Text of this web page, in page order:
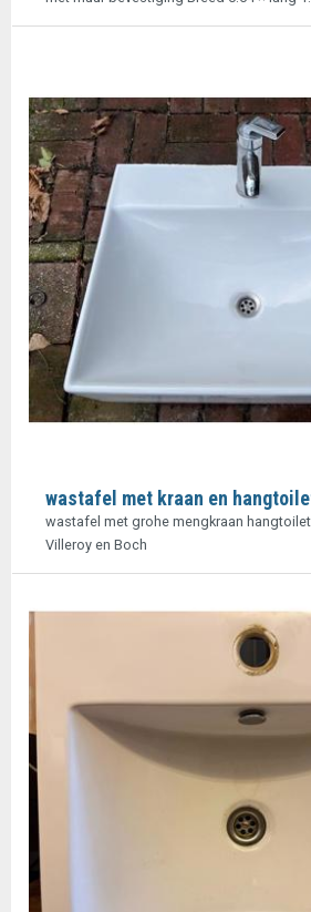
wastafel met kraan en
wastafel met grohe mengkraan
Villeroy en Boch